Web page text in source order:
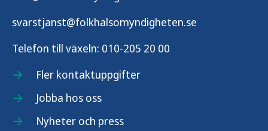
svarstjanst@folkhalsomyndigheten.se
Telefon till växeln: 010-205 20 00
Fler kontaktuppgifter
Jobba hos oss
Nyheter och press